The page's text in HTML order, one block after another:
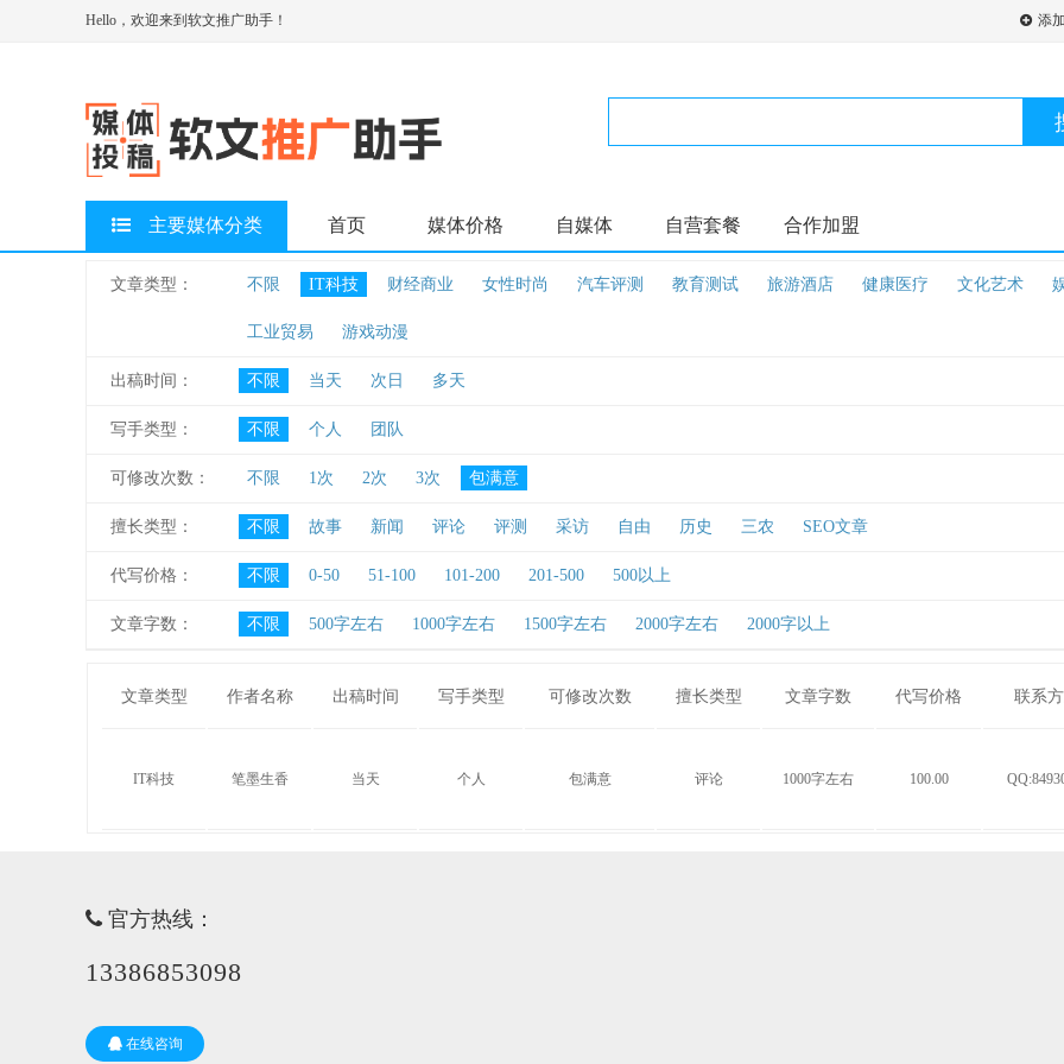
Hello，欢迎来到软文推广助手！ 添
主要媒体分类 首页 媒体价格 自媒体 自营套餐 合作加盟
文章类型： 不限 IT科技 财经商业 女性时尚 汽车评测 教育测试 旅游酒店 健康医疗 文化艺术
工业贸易 游戏动漫
出稿时间： 不限 当天 次日 多天
写手类型： 不限 个人 团队
可修改次数： 不限 1次 2次 3次 包满意
擅长类型： 不限 故事 新闻 评论 评测 采访 自由 历史 三农 SEO文章
代写价格： 不限 0-50 51-100 101-200 201-500 500以上
文章字数： 不限 500字左右 1000字左右 1500字左右 2000字左右 2000字以上
文章类型 作者名称 出稿时间 写手类型 可修改次数 擅长类型 文章字数 代写价格 联系
IT科技 笔墨生香 当天 个人 包满意 评论 1000字左右 100.00
官方热线：
13386853098
在线咨询